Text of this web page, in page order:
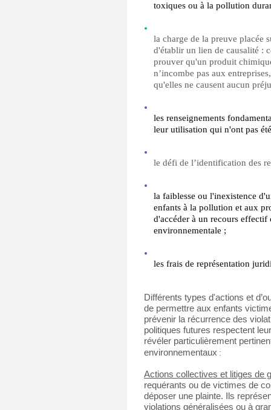
toxiques ou à la pollution
la charge de la preuve placée
d'établir un lien de causalité :
prouver qu'un produit
n’incombe pas aux
qu'elles ne causent aucun
les renseignements
leur utilisation qui n'ont pas
le défi de l’identification des
la faiblesse ou l'inexistence
enfants à la pollution et aux
d'accéder à un recours
environnementale ;
les frais de représentation
Différents types d'actions et
de permettre aux enfants
prévenir la récurrence des
politiques futures respectent
révéler particulièrement
environnementaux :
Actions collectives et litiges de
requérants ou de victimes de
déposer une plainte. Ils
violations généralisées ou à